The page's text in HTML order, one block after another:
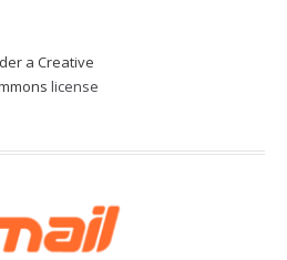
a Creative
license